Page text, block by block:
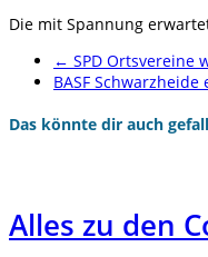
Die mit Spannung
← SPD Ortsvereine
BASF
Das könnte dir auch
Alles zu den